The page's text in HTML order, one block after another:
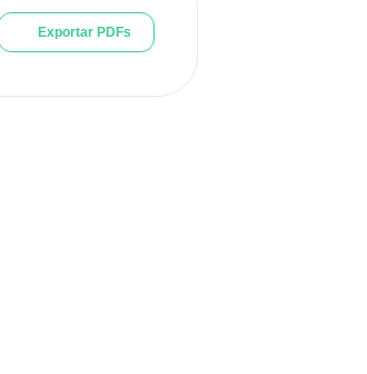
Exportar PDFs